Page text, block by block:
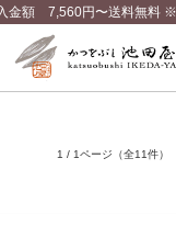
金額 7,560円〜送料無料 ※
1 / 1ページ （全11件）